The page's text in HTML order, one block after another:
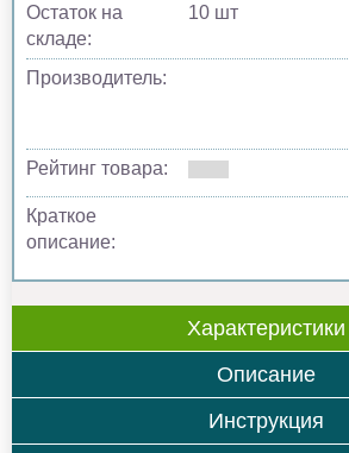
Остаток на
складе:
10 шт
Производитель:
Рейтинг товара:
Краткое
описание:
Характеристики
Описание
Инструкция